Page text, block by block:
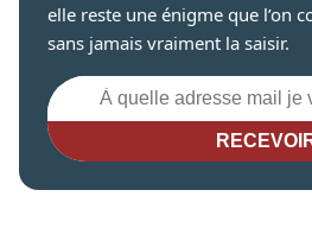
elle reste une énigme que l’on
sans jamais vraiment la saisir.